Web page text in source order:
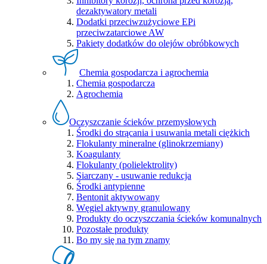
dezaktywatory metali
Dodatki przeciwzużyciowe EPi
przeciwzatarciowe AW
Pakiety dodatków do olejów obróbkowych
Chemia gospodarcza i agrochemia
Chemia gospodarcza
Agrochemia
Oczyszczanie ścieków przemysłowych
Środki do strącania i usuwania metali ciężkich
Flokulanty mineralne (glinokrzemiany)
Koagulanty
Flokulanty (polielektrolity)
Siarczany - usuwanie redukcja
Środki antypienne
Bentonit aktywowany
Węgiel aktywny granulowany
Produkty do oczyszczania ścieków komunalnych
Pozostałe produkty
Bo my się na tym znamy